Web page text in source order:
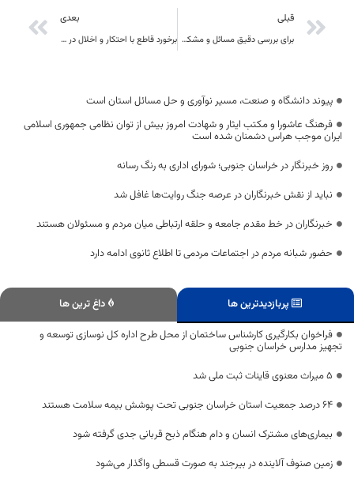
قبلی
برای بررسی دقیق مسائل و مشکلات ورزش یک گروه کارشناسی تخصصی به استان اعزام خواهد شد
بعدی
برخورد قاطع با احتکار و اخلال در بازار بدون اغماض انجام می‌شود
پیوند دانشگاه و صنعت، مسیر نوآوری و حل مسائل استان است
فرهنگ عاشورا و مکتب ایثار و شهادت امروز بیش از توان نظامی جمهوری اسلامی
ایران موجب هراس دشمنان شده است
روز خبرنگار در خراسان جنوبی؛ شورای اداری به رنگ رسانه
نباید از نقش خبرنگاران در عرصه جنگ روایت‌ها غافل شد
خبرنگاران در خط مقدم جامعه و حلقه ارتباطی میان مردم و مسئولان هستند
حضور شبانه مردم در اجتماعات مردمی تا اطلاع ثانوی ادامه دارد
پربازدیدترین ها
داغ ترین ها
فراخوان بکارگیری کارشناس ساختمان از محل طرح اداره کل نوسازی توسعه و
تجهیز مدارس خراسان جنوبی
۵ میراث معنوی قاینات ثبت ملی شد
۶۴ درصد جمعیت استان خراسان جنوبی تحت پوشش بیمه سلامت هستند
بیماری‌های مشترک انسان و دام هنگام ذبح قربانی جدی گرفته شود
زمین صنوف آلاینده در بیرجند به صورت قسطی واگذار می‌شود